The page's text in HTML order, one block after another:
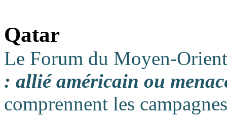
Qatar
Le Forum du Moyen-
: allié américain ou
comprennent les